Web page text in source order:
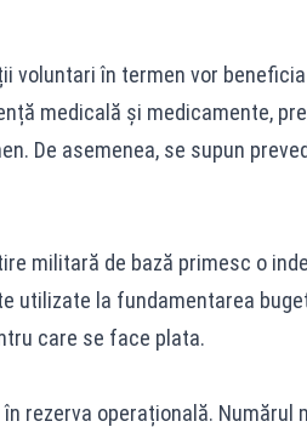
voluntari în termen vor
medicală și medicamente,
De asemenea, se supun
militară de bază primesc o
utilizate la fundamentarea
care se face plata.
rezerva operațională. Numărul